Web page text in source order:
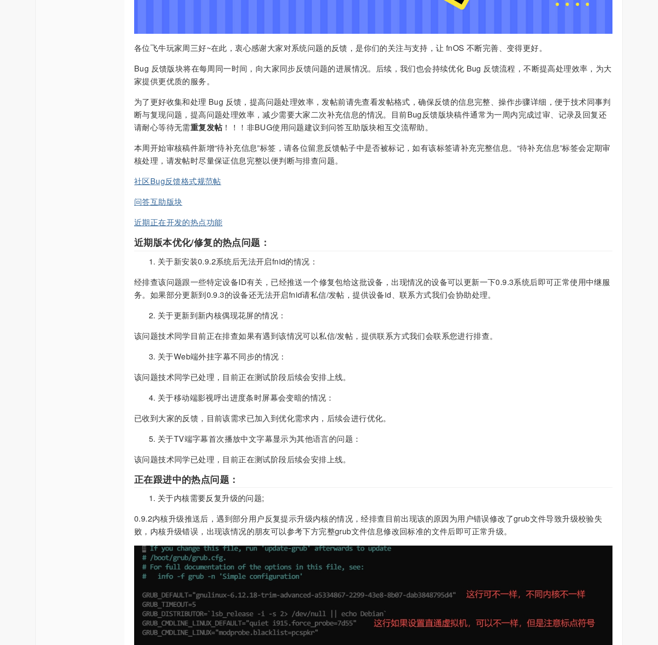
各位飞牛玩家周三好~在此，衷心感谢大家对系统问题的反馈，是你们的关注与支持，让 fnOS 不断完善、变得更好。
Bug 反馈版块将在每周同一时间，向大家同步反馈问题的进展情况。后续，我们也会持续优化 Bug 反馈流程，不断提高处理效率，为大
家提供更优质的服务。
为了更好收集和处理 Bug 反馈，提高问题处理效率，发帖前请先查看发帖格式，确保反馈的信息完整、操作步骤详细，便于技术同事判
断与复现问题，提高问题处理效率，减少需要大家二次补充信息的情况。目前Bug反馈版块稿件通常为一周内完成过审、记录及回复还
请耐心等待无需重复发帖！！！非BUG使用问题建议到问答互助版块相互交流帮助。
本周开始审核稿件新增“待补充信息”标签，请各位留意反馈帖子中是否被标记，如有该标签请补充完整信息。“待补充信息”标签会定期审
核处理，请发帖时尽量保证信息完整以便判断与排查问题。
社区Bug反馈格式规范帖
问答互助版块
近期正在开发的热点功能
近期版本优化/修复的热点问题：
关于新安装0.9.2系统后无法开启fnid的情况：
经排查该问题跟一些特定设备ID有关，已经推送一个修复包给这批设备，出现情况的设备可以更新一下0.9.3系统后即可正常使用中继服
务。如果部分更新到0.9.3的设备还无法开启fnid请私信/发帖，提供设备id、联系方式我们会协助处理。
关于更新到新内核偶现花屏的情况：
该问题技术同学目前正在排查如果有遇到该情况可以私信/发帖，提供联系方式我们会联系您进行排查。
关于Web端外挂字幕不同步的情况：
该问题技术同学已处理，目前正在测试阶段后续会安排上线。
关于移动端影视呼出进度条时屏幕会变暗的情况：
已收到大家的反馈，目前该需求已加入到优化需求内，后续会进行优化。
关于TV端字幕首次播放中文字幕显示为其他语言的问题：
该问题技术同学已处理，目前正在测试阶段后续会安排上线。
正在跟进中的热点问题：
关于内核需要反复升级的问题;
0.9.2内核升级推送后，遇到部分用户反复提示升级内核的情况，经排查目前出现该的原因为用户错误修改了grub文件导致升级校验失
败，内核升级错误，出现该情况的朋友可以参考下方完整grub文件信息修改回标准的文件后即可正常升级。